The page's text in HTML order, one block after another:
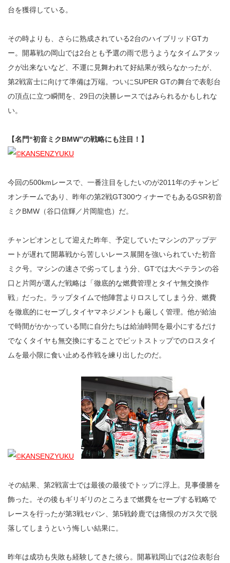
台を獲得している。
その時よりも、さらに熟成されている2台のハイブリッドGTカ
ー。開幕戦の岡山では2台とも予選の雨で思うようなタイムアタッ
クが出来ないなど、不運に見舞われて好結果が残らなかったが、
第2戦富士に向けて準備は万端。ついにSUPER GTの舞台で表彰台
の頂点に立つ瞬間を、29日の決勝レースではみられるかもしれな
い。
【名門“初音ミクBMW”の戦略にも注目！】
今回の500kmレースで、一番注目をしたいのが2011年のチャンピ
オンチームであり、昨年の第2戦GT300ウィナーでもあるGSR初音
ミクBMW（谷口信輝／片岡龍也）だ。
チャンピオンとして迎えた昨年、予定していたマシンのアップデ
ートが遅れて開幕戦から苦しいレース展開を強いられていた初音
ミク号。マシンの速さで劣ってしまう分、GTでは大ベテランの谷
口と片岡が選んだ戦略は「徹底的な燃費管理とタイヤ無交換作
戦」だった。ラップタイムで他陣営よりロスしてしまう分、燃費
を徹底的にセーブしタイヤマネジメントも厳しく管理。他が給油
で時間がかかっている間に自分たちは給油時間を最小にするだけ
でなくタイヤも無交換にすることでピットストップでのロスタイ
ムを最小限に食い止める作戦を練り出したのだ。
その結果、第2戦富士では最後の最後でトップに浮上。見事優勝を
飾った。その後もギリギリのところまで燃費をセーブする戦略で
レースを行ったが第3戦セパン、第5戦鈴鹿では痛恨のガス欠で脱
落してしまうという悔しい結果に。
昨年は成功も失敗も経験してきた彼ら。開幕戦岡山では2位表彰台